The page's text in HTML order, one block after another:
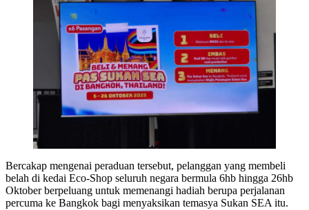
Bercakap mengenai peraduan tersebut, pelanggan yang membeli
belah di kedai Eco-Shop seluruh negara bermula 6hb hingga 26hb
Oktober berpeluang untuk memenangi hadiah berupa perjalanan
percuma ke Bangkok bagi menyaksikan temasya Sukan SEA itu.